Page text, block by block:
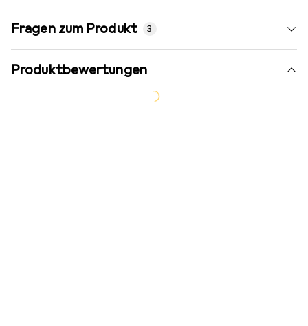
Fragen zum Produkt 3
Produktbewertungen